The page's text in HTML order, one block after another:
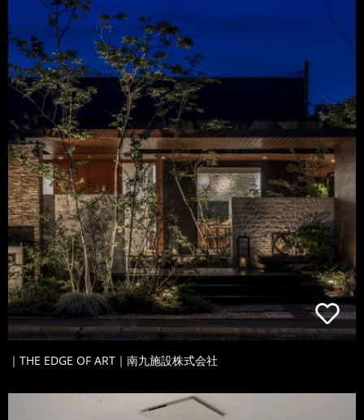
｜THE EDGE OF ART｜南九施設株式会社